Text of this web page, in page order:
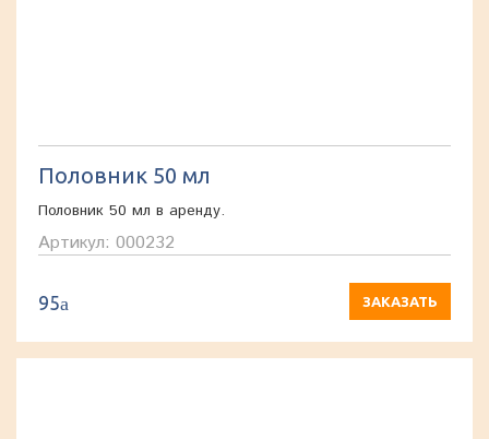
Половник 50 мл
Половник 50 мл в аренду.
Артикул: 000232
95a ЗАКАЗАТЬ